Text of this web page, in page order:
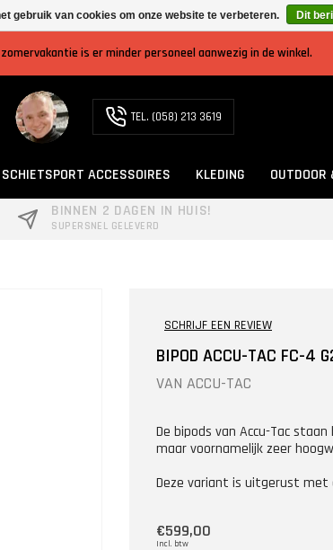
is er minder personeel aanwezig in de winkel.
TEL. (058) 213 3619
SCHIETSPORT ACCESSOIRES KLEDING
BINNEN 2 DAGEN IN HUIS!
SUPERSNEL GELEVERD
SCHRIJF EEN REVIEW
BIPOD ACCU-TAC FC-4
VAN ACCU-TAC
De bipods van Accu-Tac
maar voornamelijk zeer
Deze variant is uitgerust
€599,00
Incl. btw
gebruik van cookies om onze website te verbeteren. Dit